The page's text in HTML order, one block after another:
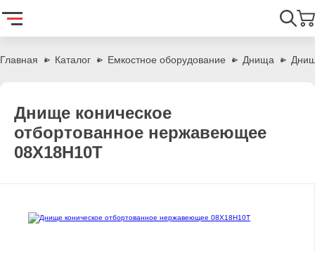
Главная
Каталог Емкостное оборудование Днища
Днище коническое
отбортованное нержавеющее
08Х18Н10Т